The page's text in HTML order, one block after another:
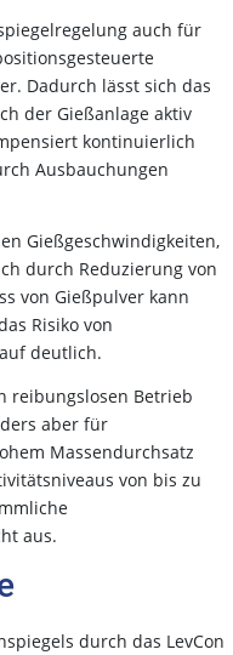
auch für
Dadurch lässt sich das
der Gießanlage aktiv
kontinuierlich
Ausbauchungen
Gießgeschwindigkeiten,
durch Reduzierung von
von Gießpulver kann
Risiko von
deutlich.
reibungslosen Betrieb
aber für
Massendurchsatz
von bis zu
aus.
durch das LevCon